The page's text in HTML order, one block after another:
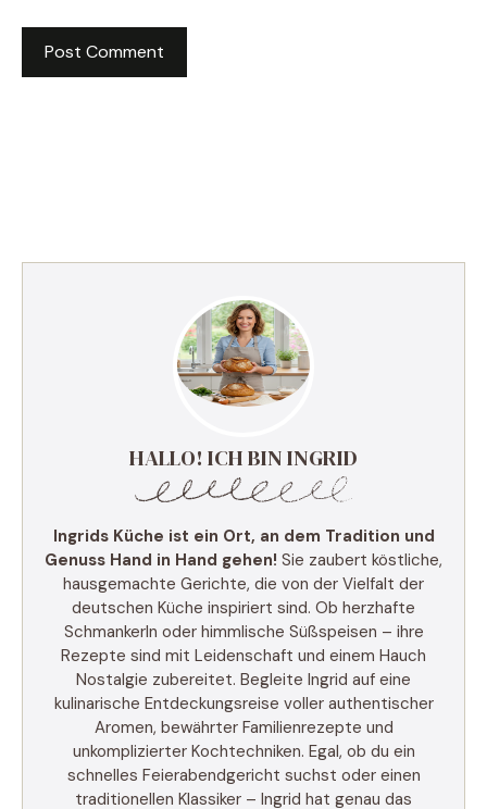
HALLO! ICH BIN INGRID
Ingrids Küche ist ein Ort, an dem Tradition und
Genuss Hand in Hand gehen! Sie zaubert köstliche,
hausgemachte Gerichte, die von der Vielfalt der
deutschen Küche inspiriert sind. Ob herzhafte
Schmankerln oder himmlische Süßspeisen – ihre
Rezepte sind mit Leidenschaft und einem Hauch
Nostalgie zubereitet. Begleite Ingrid auf eine
kulinarische Entdeckungsreise voller authentischer
Aromen, bewährter Familienrezepte und
unkomplizierter Kochtechniken. Egal, ob du ein
schnelles Feierabendgericht suchst oder einen
traditionellen Klassiker – Ingrid hat genau das